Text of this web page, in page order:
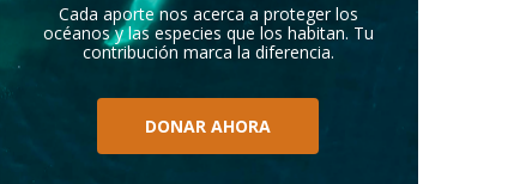
Cada aporte nos acerca a proteger los
océanos y las especies que los habitan. Tu
contribución marca la diferencia.
DONAR AHORA